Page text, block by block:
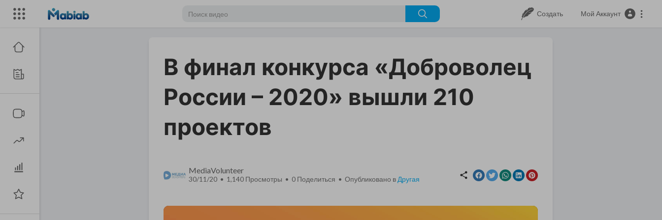
Создать Мой Аккаунт
В финал конкурса «Доброволец
России – 2020» вышли 210
проектов
MediaVolunteer
30/11/20 • 1,140 Просмотры • 0 Поделиться • Опубликовано в Другая